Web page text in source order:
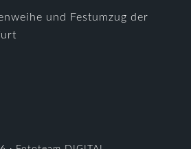
und Festumzug der